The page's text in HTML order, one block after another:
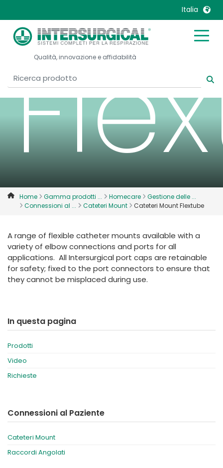
Italia
United Kingdom
United States
Belgique, Français
Canada, English
Canada, Français
Denmark
Deutschland
France
Malaysia
Mexico
Nederlands
Russia
Sweden
International English
Qualità, innovazione e affidabilità
Home Gamma prodotti ... Homecare
Gestione delle ...
Connessioni al ...
Cateteri Mount Cateteri Mount Flextube
A range of flexible catheter mounts available with a
variety of elbow connections and ports for all
applications. All Intersurgical port caps are retainable
for safety; fixed to the port connectors to ensure that
they cannot be misplaced during use.
In questa pagina
Prodotti
Video
Richieste
Connessioni al Paziente
Cateteri Mount
Raccordi Angolati